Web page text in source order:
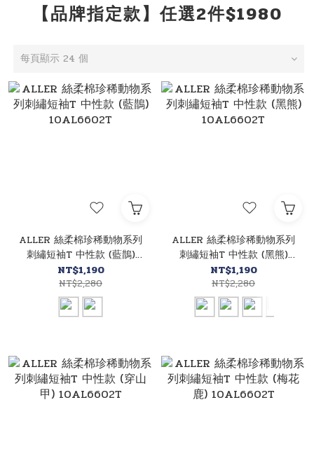
【品牌指定款】任選2件$1980
每頁顯示 24 個
ALLER 絲柔棉珍稀動物系列
刺繡短袖T 中性款 (藍鵲)
10AL6602T
NT$1,190
NT$2,280
ALLER 絲柔棉珍稀動物系列
刺繡短袖T 中性款 (黑熊)
10AL6602T
NT$1,190
NT$2,280